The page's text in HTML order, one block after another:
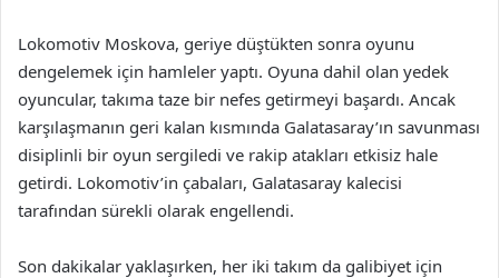
Lokomotiv Moskova, geriye düştükten sonra oyunu
dengelemek için hamleler yaptı. Oyuna dahil olan yedek
oyuncular, takıma taze bir nefes getirmeyi başardı. Ancak
karşılaşmanın geri kalan kısmında Galatasaray’ın savunması
disiplinli bir oyun sergiledi ve rakip atakları etkisiz hale
getirdi. Lokomotiv’in çabaları, Galatasaray kalecisi
tarafından sürekli olarak engellendi.
Son dakikalar yaklaşırken, her iki takım da galibiyet için